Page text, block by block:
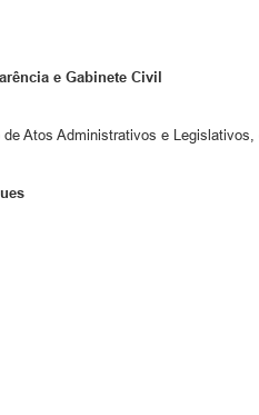
e Gabinete Civil
Atos Administrativos e